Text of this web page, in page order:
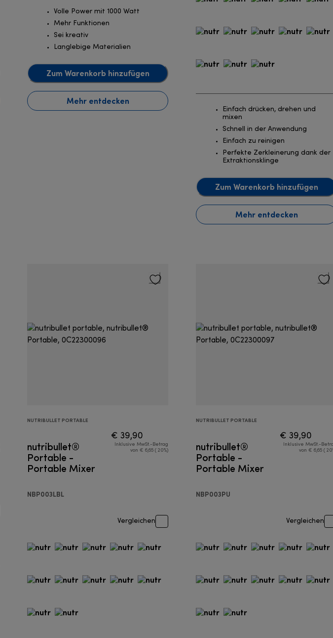
Volle Power mit 1000 Watt
Mehr Funktionen
Sei kreativ
Langlebige Materialien
Zum Warenkorb hinzufügen
Mehr entdecken
Einfach drücken, drehen und
mixen
Schnell in der Anwendung
Einfach zu reinigen
Perfekte Zerkleinerung dank der
Extraktionsklinge
Zum Warenkorb hinzufügen
Mehr entdecken
NUTRIBULLET PORTABLE
nutribullet®
Portable -
Portable Mixer
NBP003LBL
€ 39,90
Inklusive MwSt.-Betrag
von € 6,65 ( 20%)
Vergleichen
NUTRIBULLET PORTABLE
nutribullet®
Portable -
Portable Mixer
NBP003PU
€ 39,90
Inklusive MwSt.-
von € 6,65 (
Vergleichen